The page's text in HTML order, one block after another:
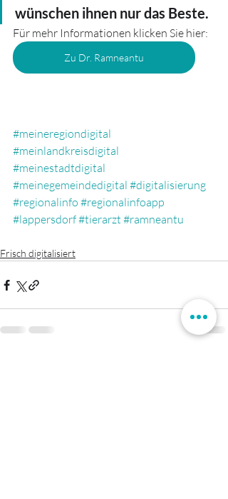
wünschen ihnen nur das Beste.
Für mehr Informationen klicken Sie hier:
Zu Dr. Ramneantu
#meineregiondigital
#meinlandkreisdigital
#meinestadtdigital
#meinegemeindedigital #digitalisierung
#regionalinfo #regionalinfoapp
#lappersdorf#tierarzt #ramneantu
Frisch digitalisiert